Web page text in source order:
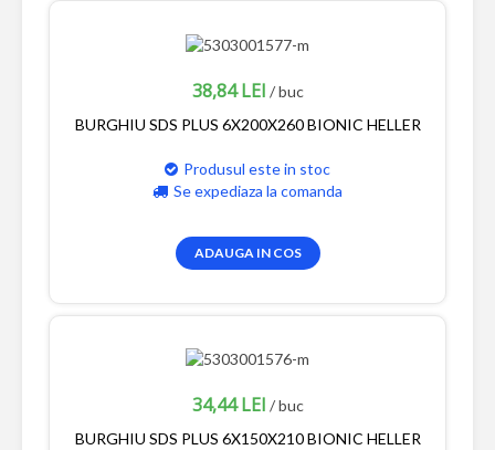
38,84 LEI / buc
BURGHIU SDS PLUS 6X200X260 BIONIC HELLER
Produsul este in stoc
Se expediaza la comanda
ADAUGA IN COS
34,44 LEI / buc
BURGHIU SDS PLUS 6X150X210 BIONIC HELLER